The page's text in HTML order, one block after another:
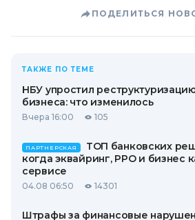
ПОДЕЛИТЬСЯ
ТАКЖЕ ПО ТЕМЕ
НБУ упростил
бизнеса: что изменилось
Вчера 16:00 105
ПАРТНЕРСКАЯ
ТОП банковских
когда эквайринг, РРО и бизнес
сервисе
04.08 06:50 14301
Штрафы за финансовые